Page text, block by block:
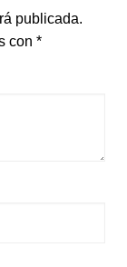
publicada.
con *